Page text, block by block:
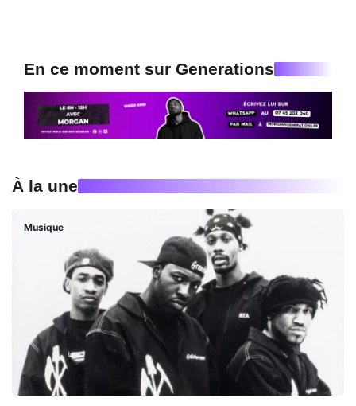
En ce moment sur Generations
À la une
Musique